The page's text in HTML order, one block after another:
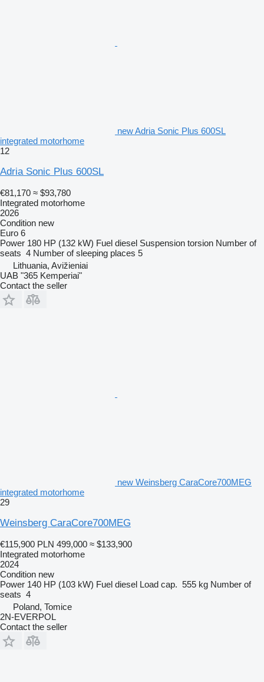
new Adria Sonic Plus 600SL
integrated motorhome
12
Adria Sonic Plus 600SL
€81,170 ≈ $93,780
Integrated motorhome
2026
Condition new
Euro 6
Power 180 HP (132 kW) Fuel diesel Suspension torsion Number of
seats 4 Number of sleeping places 5
Lithuania, Avižieniai
UAB "365 Kemperiai"
Contact the seller
new Weinsberg CaraCore700MEG
integrated motorhome
29
Weinsberg CaraCore700MEG
€115,900 PLN 499,000 ≈ $133,900
Integrated motorhome
2024
Condition new
Power 140 HP (103 kW) Fuel diesel Load cap. 555 kg Number of
seats 4
Poland, Tomice
2N-EVERPOL
Contact the seller